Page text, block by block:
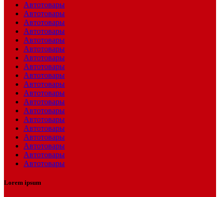
Автотовары
Автотовары
Автотовары
Автотовары
Автотовары
Автотовары
Автотовары
Автотовары
Автотовары
Автотовары
Автотовары
Автотовары
Автотовары
Автотовары
Автотовары
Автотовары
Автотовары
Автотовары
Автотовары
Lorem ipsum